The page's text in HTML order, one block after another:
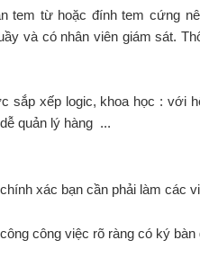
tem từ hoặc đính tem cứng
và có nhân viên giám sát.
sắp xếp logic, khoa học : với
quản lý hàng ...
xác bạn cần phải làm các
công việc rõ ràng có ký bàn